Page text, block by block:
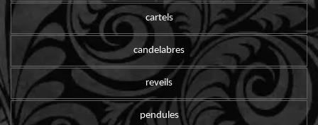
cartels
candelabres
reveils
pendules